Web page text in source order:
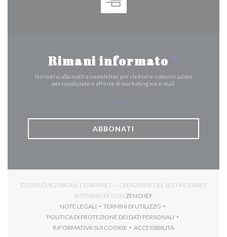
Rimani informato *
Iscriversi alla nostra newsletter per ricevere comunicazioni
personalizzate e offerte di marketing via e-mail.
ABBONATI
© 2026 CHEZ RAOUL ESTAMINET — CREAZIONE DEL SITO INTERNET
RISTORANTE CON ZENCHEF((APRE UNA NUOVA
NOTE LEGALI
((APRE UNA NUOVA FINESTRA))
TERMINI DI UTILIZZO
((APRE UNA NUOVA FINESTRA))
POLITICA DI PROTEZIONE DEI DATI PERSONALI
((APRE UNA NUOVA FINESTRA))
INFORMATIVA SUI COOKIE
((APRE UNA NUOVA FINESTRA))
ACCESSIBILITA
((APRE UNA NUOVA